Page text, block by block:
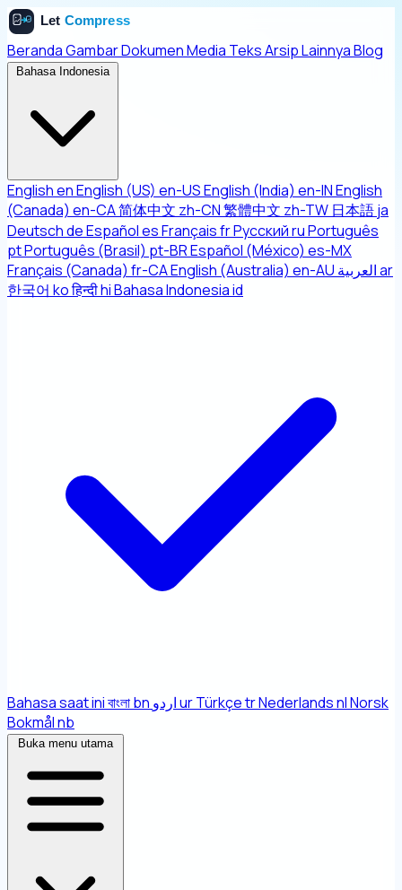
BerandaGambarDokumenMedia TeksArsipLainnyaBlog
Bahasa Indonesia
EnglishenEnglish (US) en-USEnglish (India) en-INEnglish
(Canada) en-CA简体中文 zh-CN繁體中文 zh-TW 日本語ja
DeutschdeEspañolesFrançaisfrРусскийruPortuguês
ptPortuguês (Brasil) pt-BREspañol (México) es-MX
Français (Canada) fr-CAEnglish (Australia) en-AU العربيةar
한국어 koहिन्दीhiBahasa Indonesiaid
Bahasa saat iniবাংলাbn اردوurTürkçetrNederlandsnlNorsk
Bokmålnb
Buka menu utama